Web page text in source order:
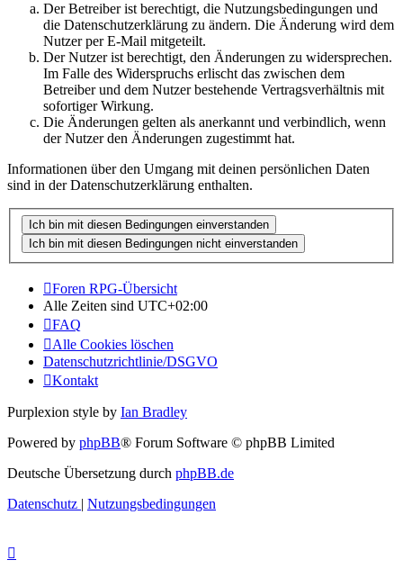
Der Betreiber ist berechtigt, die Nutzungsbedingungen und
die Datenschutzerklärung zu ändern. Die Änderung wird dem
Nutzer per E-Mail mitgeteilt.
Der Nutzer ist berechtigt, den Änderungen zu widersprechen.
Im Falle des Widerspruchs erlischt das zwischen dem
Betreiber und dem Nutzer bestehende Vertragsverhältnis mit
sofortiger Wirkung.
Die Änderungen gelten als anerkannt und verbindlich, wenn
der Nutzer den Änderungen zugestimmt hat.
Informationen über den Umgang mit deinen persönlichen Daten
sind in der Datenschutzerklärung enthalten.
Foren RPG-Übersicht
Alle Zeiten sind UTC+02:00
FAQ
Alle Cookies löschen
Datenschutzrichtlinie/DSGVO
Kontakt
Purplexion style by Ian Bradley
Powered by phpBB® Forum Software © phpBB Limited
Deutsche Übersetzung durch phpBB.de
Datenschutz | Nutzungsbedingungen